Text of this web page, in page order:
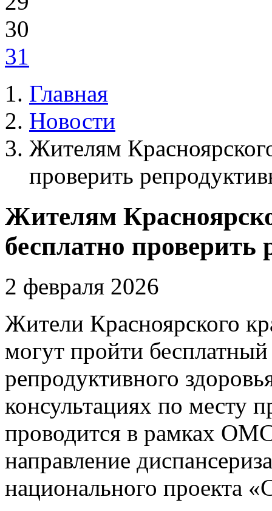
30
31
Главная
Новости
Жителям
проверить
Жителям
бесплатно проверить
2 февраля 2026
Жители Красноярского
могут пройти
репродуктивного
консультациях по месту
проводится в рамках
направление
национального проекта